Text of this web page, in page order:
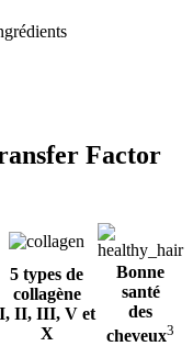
Factor
5 types de
collagène
I, II, III, V et
X
Bonne
santé
des
cheveux3